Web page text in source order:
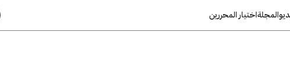
المجلةاختيار المحررين